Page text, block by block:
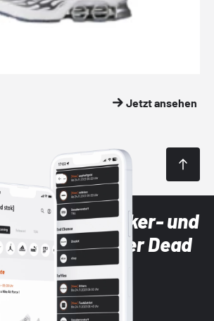
Jetzt ansehen
Sneaker- und
Brands mit der Dead